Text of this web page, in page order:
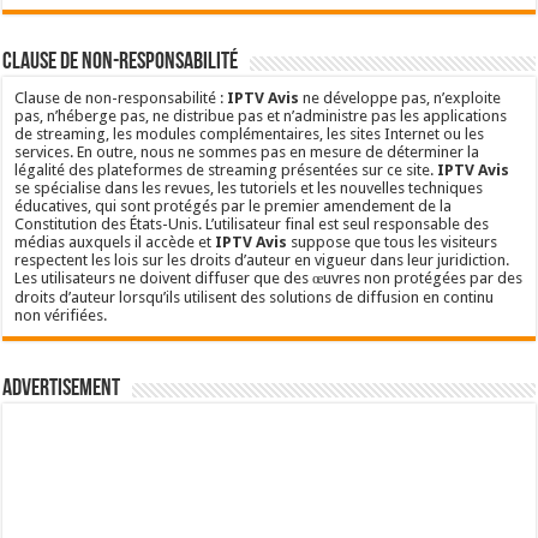
Clause de non-responsabilité
Clause de non-responsabilité : IPTV Avis ne développe pas, n’exploite
pas, n’héberge pas, ne distribue pas et n’administre pas les applications
de streaming, les modules complémentaires, les sites Internet ou les
services. En outre, nous ne sommes pas en mesure de déterminer la
légalité des plateformes de streaming présentées sur ce site. IPTV Avis
se spécialise dans les revues, les tutoriels et les nouvelles techniques
éducatives, qui sont protégés par le premier amendement de la
Constitution des États-Unis. L’utilisateur final est seul responsable des
médias auxquels il accède et IPTV Avis suppose que tous les visiteurs
respectent les lois sur les droits d’auteur en vigueur dans leur juridiction.
Les utilisateurs ne doivent diffuser que des œuvres non protégées par des
droits d’auteur lorsqu’ils utilisent des solutions de diffusion en continu
non vérifiées.
Advertisement